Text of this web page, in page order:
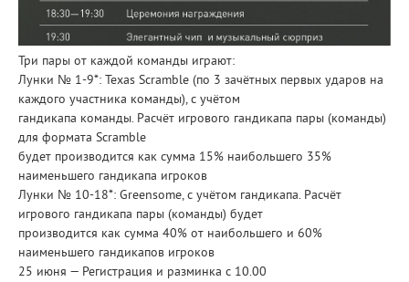
Три пары от каждой команды играют:
Лунки № 1-9*: Texas Scramble (по 3 зачётных первых ударов на
каждого участника команды), с учётом
гандикапа команды. Расчёт игрового гандикапа пары (команды)
для формата Scramble
будет производится как сумма 15% наибольшего 35%
наименьшего гандикапа игроков
Лунки № 10-18*: Greensome, с учётом гандикапа. Расчёт
игрового гандикапа пары (команды) будет
производится как сумма 40% от наибольшего и 60%
наименьшего гандикапов игроков
25 июня — Регистрация и разминка с 10.00